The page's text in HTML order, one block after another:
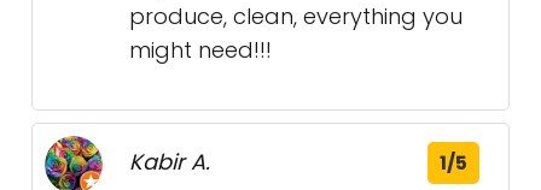
produce, clean, everything you
might need!!!
Kabir A. 1/5